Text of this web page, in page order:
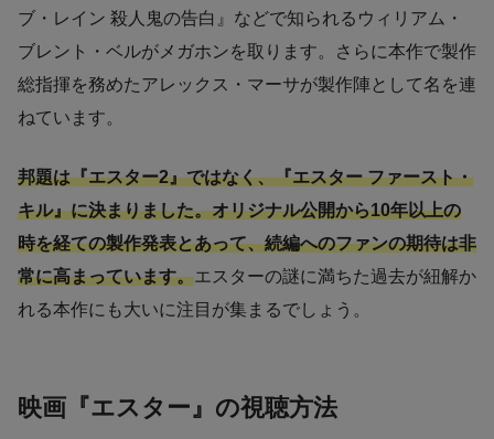
ブ・レイン 殺人鬼の告白』などで知られるウィリアム・
ブレント・ベルがメガホンを取ります。さらに本作で製作
総指揮を務めたアレックス・マーサが製作陣として名を連
ねています。
邦題は『エスター2』ではなく、『エスター ファースト・
キル』に決まりました。オリジナル公開から10年以上の
時を経ての製作発表とあって、続編へのファンの期待は非
常に高まっています。エスターの謎に満ちた過去が紐解か
れる本作にも大いに注目が集まるでしょう。
映画『エスター』の視聴方法